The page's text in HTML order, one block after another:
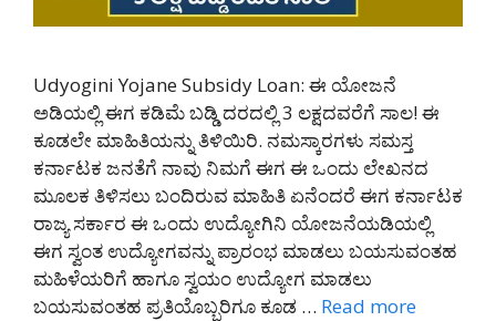
Udyogini Yojane Subsidy Loan: ಈ ಯೋಜನೆ
ಅಡಿಯಲ್ಲಿ ಈಗ ಕಡಿಮೆ ಬಡ್ಡಿ ದರದಲ್ಲಿ 3 ಲಕ್ಷದವರೆಗೆ ಸಾಲ! ಈ
ಕೂಡಲೇ ಮಾಹಿತಿಯನ್ನು ತಿಳಿಯಿರಿ. ನಮಸ್ಕಾರಗಳು ಸಮಸ್ತ
ಕರ್ನಾಟಕ ಜನತೆಗೆ ನಾವು ನಿಮಗೆ ಈಗ ಈ ಒಂದು ಲೇಖನದ
ಮೂಲಕ ತಿಳಿಸಲು ಬಂದಿರುವ ಮಾಹಿತಿ ಏನೆಂದರೆ ಈಗ ಕರ್ನಾಟಕ
ರಾಜ್ಯ ಸರ್ಕಾರ ಈ ಒಂದು ಉದ್ಯೋಗಿನಿ ಯೋಜನೆಯಡಿಯಲ್ಲಿ
ಈಗ ಸ್ವಂತ ಉದ್ಯೋಗವನ್ನು ಪ್ರಾರಂಭ ಮಾಡಲು ಬಯಸುವಂತಹ
ಮಹಿಳೆಯರಿಗೆ ಹಾಗೂ ಸ್ವಯಂ ಉದ್ಯೋಗ ಮಾಡಲು
ಬಯಸುವಂತಹ ಪ್ರತಿಯೊಬ್ಬರಿಗೂ ಕೂಡ … Read more